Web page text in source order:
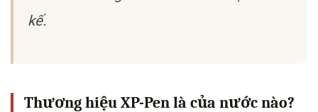
kế.
Thương hiệu XP-Pen là của nước nào?